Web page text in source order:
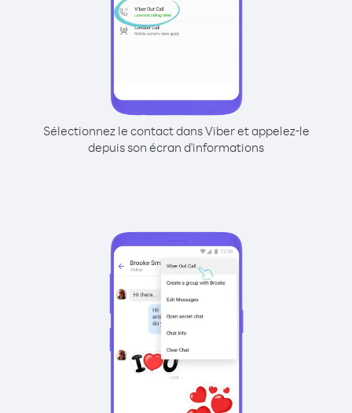
Sélectionnez le contact dans Viber et appelez-le
depuis son écran d'informations